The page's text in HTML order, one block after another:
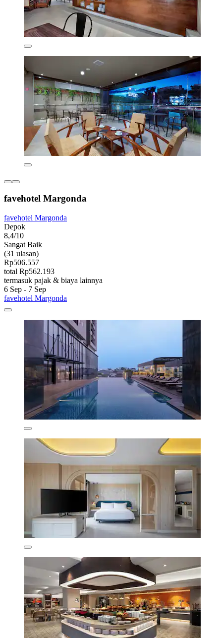
favehotel Margonda
favehotel Margonda
Depok
8,4/10
Sangat Baik
(31 ulasan)
Rp506.557
total Rp562.193
termasuk pajak & biaya lainnya
6 Sep - 7 Sep
favehotel Margonda